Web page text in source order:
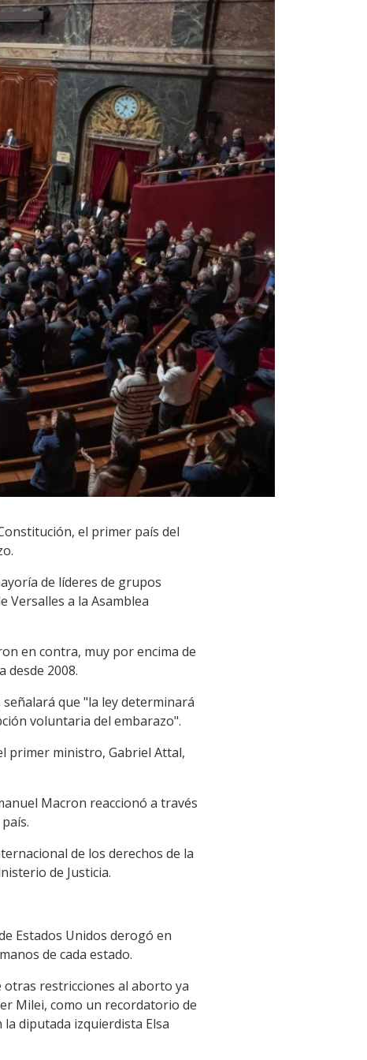
el primer país del
de líderes de grupos
Versalles a la Asamblea
en contra, muy por encima de
desde 2008.
que "la ley determinará
voluntaria del embarazo".
primer ministro, Gabriel Attal,
Macron reaccionó a través
de los derechos de la
de Justicia.
Estados Unidos derogó en
de cada estado.
otras restricciones al aborto ya
Milei, como un recordatorio de
diputada izquierdista Elsa